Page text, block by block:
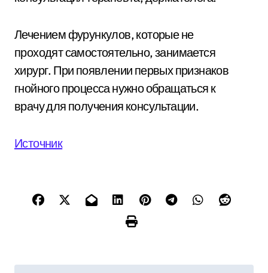
Лечением фурункулов, которые не
проходят самостоятельно, занимается
хирург. При появлении первых признаков
гнойного процесса нужно обращаться к
врачу для получения консультации.
Источник